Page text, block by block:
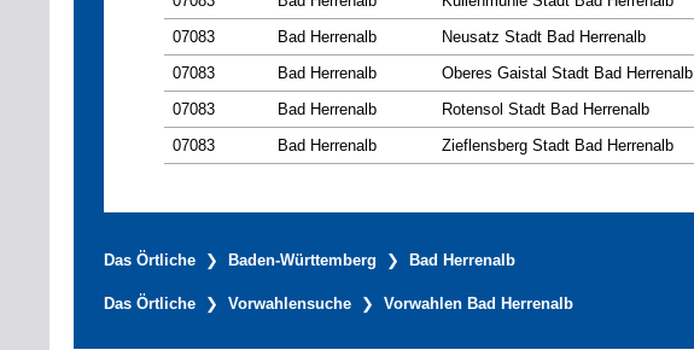
07083
Bad Herrenalb Neusatz Stadt Bad Herrenalb
07083
Bad Herrenalb Oberes Gaistal Stadt Bad Herrenalb
07083
Bad Herrenalb Rotensol Stadt Bad Herrenalb
07083
Bad Herrenalb Zieflensberg Stadt Bad Herrenalb
Das Örtliche Baden-Württemberg Bad Herrenalb
Das Örtliche Vorwahlensuche Vorwahlen Bad Herrenalb